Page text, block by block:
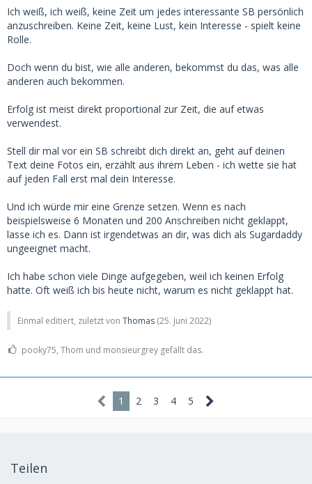
Ich weiß, ich weiß, keine Zeit um jedes interessante SB persönlich
anzuschreiben. Keine Zeit, keine Lust, kein Interesse - spielt keine
Rolle.
Doch wenn du bist, wie alle anderen, bekommst du das, was alle
anderen auch bekommen.
Erfolg ist meist direkt proportional zur Zeit, die auf etwas
verwendest.
Stell dir mal vor ein SB schreibt dich direkt an, geht auf deinen
Text deine Fotos ein, erzählt aus ihrem Leben - ich wette sie hat
auf jeden Fall erst mal dein Interesse.
Und ich würde mir eine Grenze setzen. Wenn es nach
beispielsweise 6 Monaten und 200 Anschreiben nicht geklappt,
lasse ich es. Dann ist irgendetwas an dir, was dich als Sugardaddy
ungeeignet macht.
Ich habe schon viele Dinge aufgegeben, weil ich keinen Erfolg
hatte. Oft weiß ich bis heute nicht, warum es nicht geklappt hat.
Einmal editiert, zuletzt von Thomas (25. Juni 2022)
pooky75, Thom und monsieurgrey gefällt das.
1 2 3 4 5
Teilen